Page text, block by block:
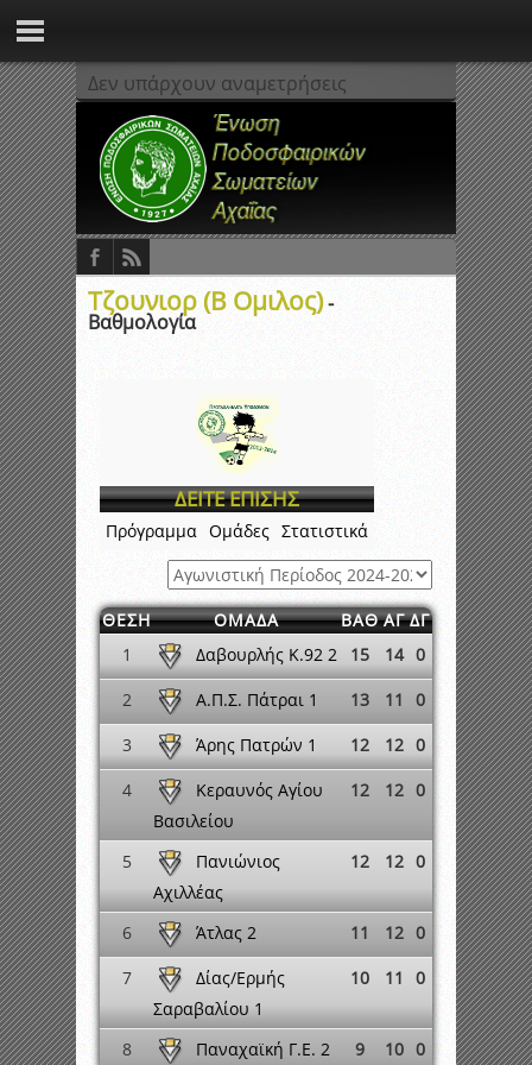
Δεν υπάρχουν αναμετρήσεις
Τζουνιορ (Β Ομιλος)-
Βαθμολογία
ΔΕΙΤΕ ΕΠΙΣΗΣ
Πρόγραμμα Ομάδες Στατιστικά
ΘΕΣΗ ΟΜΑΔΑ ΒΑΘ ΑΓ ΔΓ
1
Δαβουρλής Κ.92 2 15 14 0
2
Α.Π.Σ. Πάτραι 1 13 11
0
3
Άρης Πατρών 1 12 12 0
4
Κεραυνός Αγίου
Βασιλείου
12 12 0
5
Πανιώνιος
Αχιλλέας
12 12 0
6 Άτλας 2 11 12 0
7
Δίας/Ερμής
Σαραβαλίου 1
10 11 0
8 Παναχαϊκή Γ.Ε. 2 9 10 0